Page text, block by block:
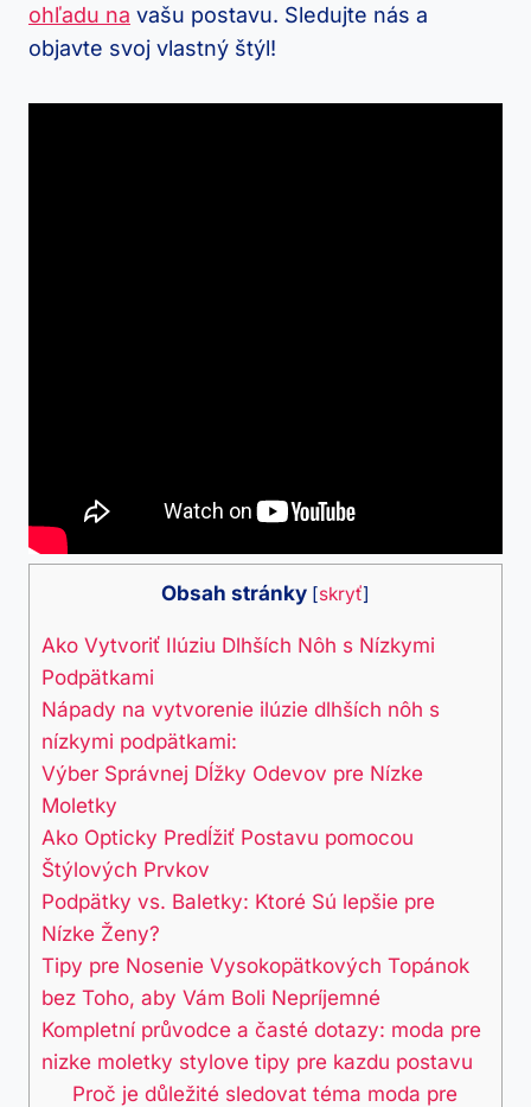
ohľadu na vašu postavu. Sledujte nás a
objavte svoj vlastný štýl!
Obsah stránky [skryť]
Ako Vytvoriť Ilúziu Dlhších Nôh s Nízkymi
Podpätkami
Nápady na vytvorenie ilúzie dlhších nôh s
nízkymi podpätkami:
Výber Správnej Dĺžky Odevov pre Nízke
Moletky
Ako Opticky Predĺžiť Postavu pomocou
Štýlových Prvkov
Podpätky vs. Baletky: Ktoré Sú lepšie pre
Nízke Ženy?
Tipy pre Nosenie Vysokopätkových Topánok
bez Toho, aby Vám Boli Nepríjemné
Kompletní průvodce a časté dotazy: moda pre
nizke moletky stylove tipy pre kazdu postavu
Proč je důležité sledovat téma moda pre